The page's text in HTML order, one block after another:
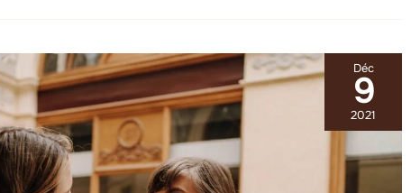
Déc
9
2021